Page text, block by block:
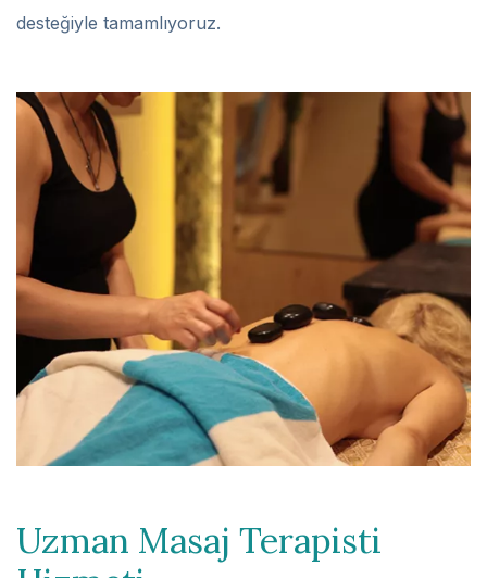
desteğiyle tamamlıyoruz.
Uzman Masaj Terapisti